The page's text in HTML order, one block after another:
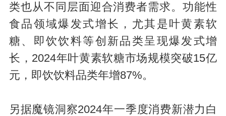
类也从不同层面迎合消费者需求。功能性
食品领域爆发式增长，尤其是叶黄素软
糖、即饮饮料等创新品类呈现爆发式增
长，2024年叶黄素软糖市场规模突破15亿
元，即饮饮料品类年增87%。
另据魔镜洞察2024年一季度消费新潜力白